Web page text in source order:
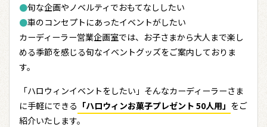
●旬な企画やノベルティでおもてなししたい
●車のコンセプトにあったイベントがしたい
カーディーラー営業企画室では、お子さまから大人まで楽し
める季節を感じる旬なイベントグッズをご案内しておりま
す。
「ハロウィンイベントをしたい」そんなカーディーラーさま
に手軽にできる 「ハロウィンお菓子プレゼント 50人用」 をご
紹介いたします。